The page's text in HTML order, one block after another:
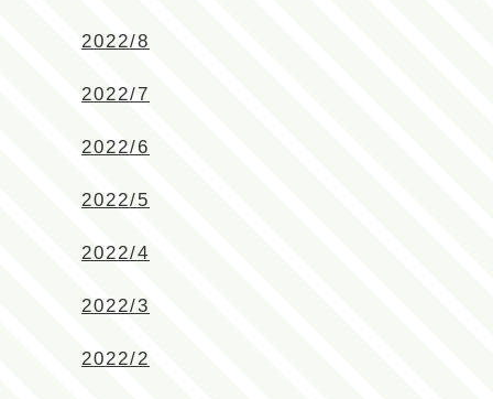
2022/8
2022/7
2022/6
2022/5
2022/4
2022/3
2022/2